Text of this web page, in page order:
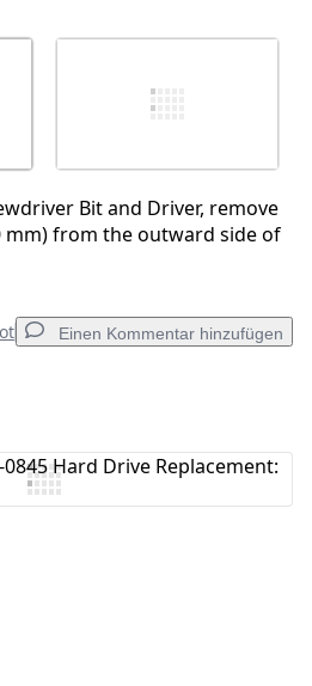
Bit and Driver, remove
mm) from the outward side of
Einen Kommentar hinzufügen